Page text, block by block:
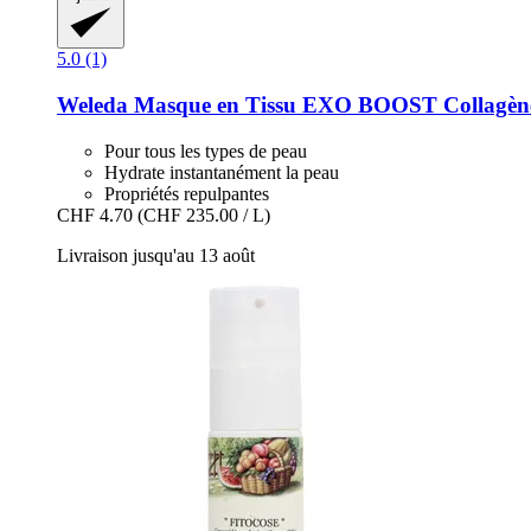
5.0 (1)
Weleda Masque en Tissu EXO BOOST
Pour tous les types de peau
Hydrate instantanément la peau
Propriétés repulpantes
CHF 4.70 (CHF 235.00 / L)
Livraison jusqu'au 13 août